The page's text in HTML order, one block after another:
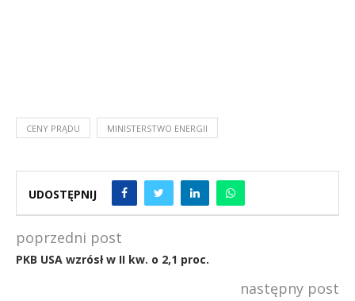
CENY PRĄDU MINISTERSTWO ENERGII
UDOSTĘPNIJ
poprzedni post
PKB USA wzrósł w II kw. o 2,1 proc.
następny post